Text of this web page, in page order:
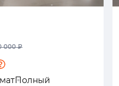
000 ₽
Полный